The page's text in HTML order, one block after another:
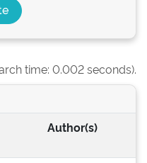
time: 0.002 seconds).
Author(s)